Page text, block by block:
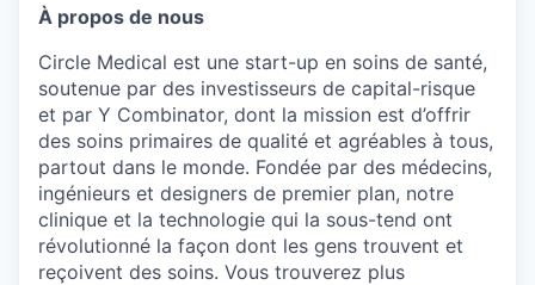
À propos de nous
Circle Medical est une start-up en soins de santé,
soutenue par des investisseurs de capital-risque
et par Y Combinator, dont la mission est d’offrir
des soins primaires de qualité et agréables à tous,
partout dans le monde. Fondée par des médecins,
ingénieurs et designers de premier plan, notre
clinique et la technologie qui la sous-tend ont
révolutionné la façon dont les gens trouvent et
reçoivent des soins. Vous trouverez plus